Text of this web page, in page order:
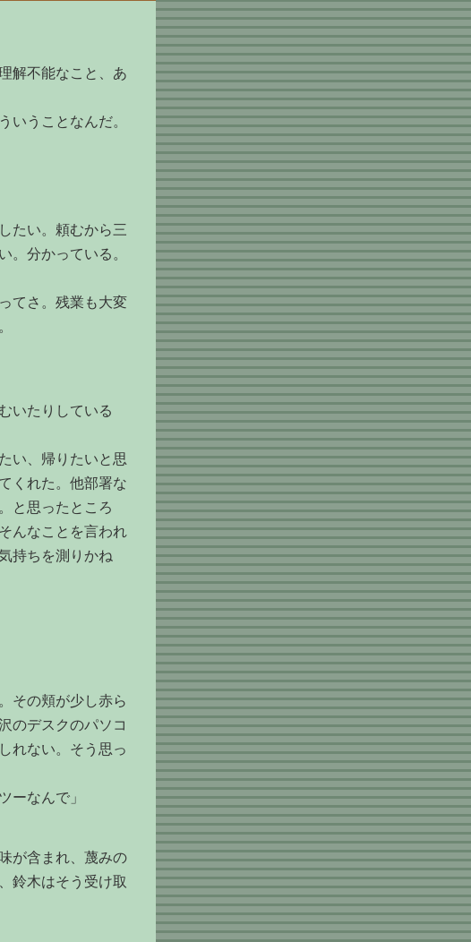
解不能なこと、あ
いうことなんだ。
たい。頼むから三
。分かっている。
てさ。残業も大変
いたりしている
い、帰りたいと思
くれた。他部署な
と思ったところ
んなことを言われ
持ちを測りかね
その頬が少し赤ら
のデスクのパソコ
れない。そう思っ
ーなんで」
が含まれ、蔑みの
鈴木はそう受け取